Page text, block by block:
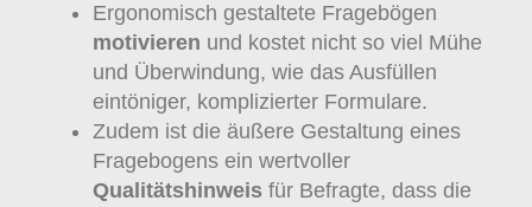
Ergonomisch gestaltete Fragebögen
motivieren und kostet nicht so viel Mühe
und Überwindung, wie das Ausfüllen
eintöniger, komplizierter Formulare.
Zudem ist die äußere Gestaltung eines
Fragebogens ein wertvoller
Qualitätshinweis für Befragte, dass die